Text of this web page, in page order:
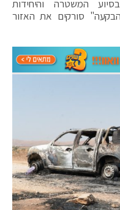
המשטרה והיחידות
סורקים את האזור